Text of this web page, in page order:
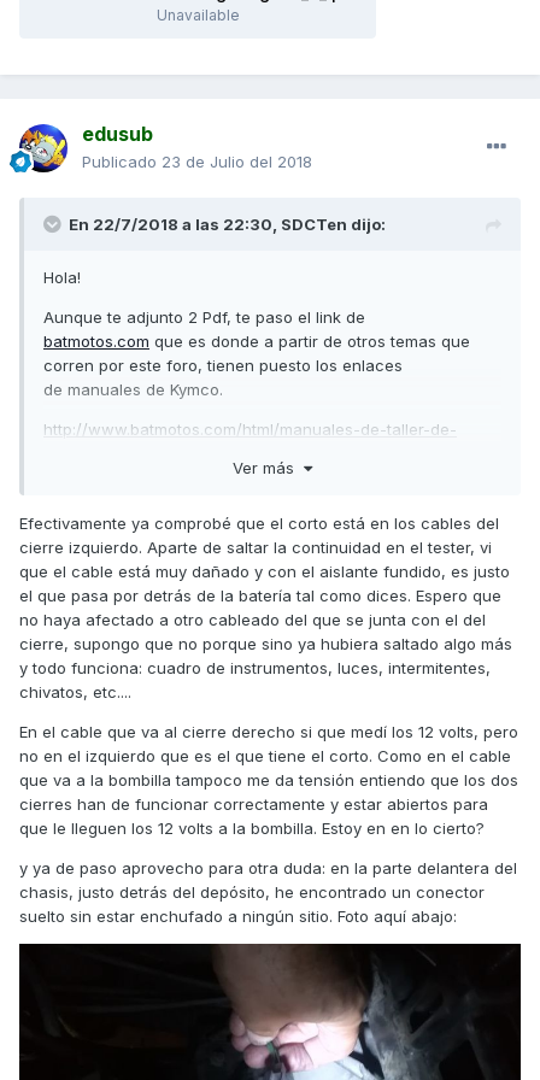
Unavailable
edusub
Publicado 23 de Julio del 2018
En 22/7/2018 a las 22:30, SDCTen dijo:
Hola!
Aunque te adjunto 2 Pdf, te paso el link de
batmotos.com que es donde a partir de otros temas que
corren por este foro, tienen puesto los enlaces
de manuales de Kymco.
http://www.batmotos.com/html/manuales-de-taller-de-
Descargar Esquema eléctrico desde enlace de batmotos
para la SD300i ABS
PASSWORD DOWNLOAD PARA TODOS LOS ARCHIVOS:
batmotos.com (en minusculas) (introducir en el rectángulo "Unlock file
")
Espero no incumplir ninguna norma, si es así que el
A ver, te hablo sólo viendo el esquema eléctrico, pero
quiero suponer que una vez los cierres del asiento están
abiertos, hay 2 posibilidades: que el cierre pulse ese
interruptor o bien que deje de pulsarlo.
Si el cierre los pulsa como si deja de pulsarlos, es como si
juntases los cables, por lo que deberías tener 12v. en los
pulsadores.
Mirando más detenidamente, si en el pulsador 1 no tienes
12v. (pulsador que marco con nº 2 en el esquema y que
creo según dices es el de la cerradura izquierda) el corto
estará en el mazo de cables que pasa detrás de la batería.
Al pulsador de la otra cerradura, deberían llegarle los 12v.
Ver más
Efectivamente ya comprobé que el corto está en los cables del
cierre izquierdo. Aparte de saltar la continuidad en el tester, vi
que el cable está muy dañado y con el aislante fundido, es justo
el que pasa por detrás de la batería tal como dices. Espero que
no haya afectado a otro cableado del que se junta con el del
cierre, supongo que no porque sino ya hubiera saltado algo más
y todo funciona: cuadro de instrumentos, luces, intermitentes,
chivatos, etc....
En el cable que va al cierre derecho si que medí los 12 volts, pero
no en el izquierdo que es el que tiene el corto. Como en el cable
que va a la bombilla tampoco me da tensión entiendo que los dos
cierres han de funcionar correctamente y estar abiertos para
que le lleguen los 12 volts a la bombilla. Estoy en en lo cierto?
y ya de paso aprovecho para otra duda: en la parte delantera del
chasis, justo detrás del depósito, he encontrado un conector
suelto sin estar enchufado a ningún sitio. Foto aquí abajo: